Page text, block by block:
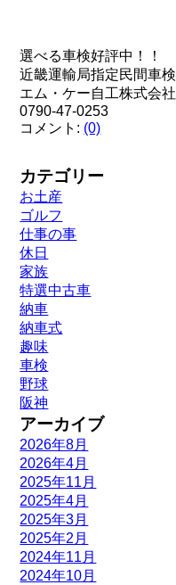
選べる車検好評中！！
近畿運輸局指定民間車
エム・ケー自工株式会社
0790-47-0253
コメント: (0)
カテゴリー
お土産
ゴルフ
仕事の事
休日
家族
特選中古車
納車
納車式
趣味
車検
野球
阪神
アーカイブ
2026年8月
2026年4月
2025年11月
2025年4月
2025年3月
2025年2月
2024年11月
2024年10月